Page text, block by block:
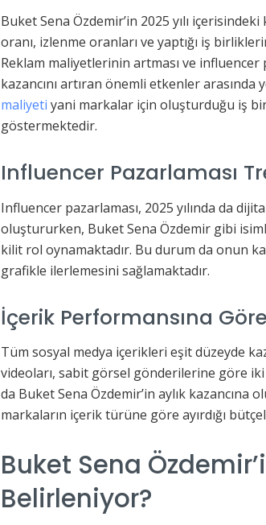
Buket Sena Özdemir’in 2025 yılı içerisindeki
oranı, izlenme oranları ve yaptığı iş
Reklam maliyetlerinin artması ve
kazancını artıran önemli etkenler arasında
maliyeti yani markalar için oluşturduğu iş
göstermektedir.
Influencer Pazarlaması
Influencer pazarlaması, 2025 yılında da
oluştururken, Buket Sena Özdemir gibi
kilit rol oynamaktadır. Bu durum da onun
grafikle ilerlemesini sağlamaktadır.
İçerik Performansına
Tüm sosyal medya içerikleri eşit düzeyde
videoları, sabit görsel gönderilerine göre
da Buket Sena Özdemir’in aylık kazancına
markaların içerik türüne göre ayırdığı
Buket Sena
Belirleniyor?